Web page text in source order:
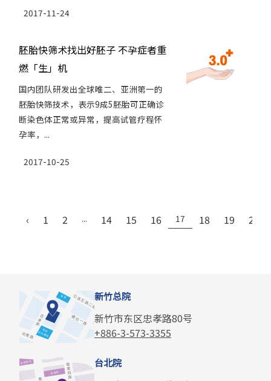
2017-11-24
胚胎快筛术找出好胚子 不孕症者重
燃「生」机
国内团队研发出全球唯二、亚洲第一的
胚胎快筛技术，表示9成5胚胎可正确诊
断染色体正常或异常，提高试管疗程怀
孕率，...
2017-10-25
‹ 1 2 ... 14 15 16 17 18 19 20
新竹总院
新竹市东区忠孝路80号
+886-3-573-3355
台北院